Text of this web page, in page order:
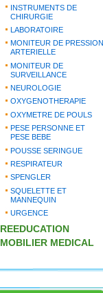
INSTRUMENTS DE
CHIRURGIE
LABORATOIRE
MONITEUR DE PRESSION
ARTERIELLE
MONITEUR DE
SURVEILLANCE
NEUROLOGIE
OXYGENOTHERAPIE
OXYMETRE DE POULS
PESE PERSONNE ET
PESE BEBE
POUSSE SERINGUE
RESPIRATEUR
SPENGLER
SQUELETTE ET
MANNEQUIN
URGENCE
REEDUCATION
MOBILIER MEDICAL